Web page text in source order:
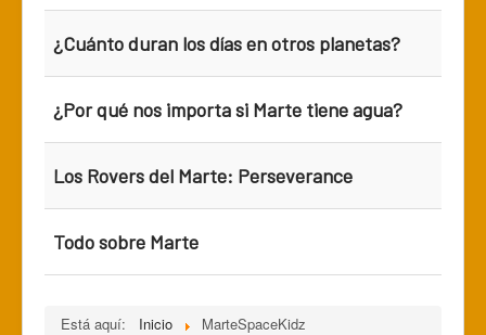
AEXA USA
¿Cuánto duran los días en otros planetas?
¿Por qué nos importa si Marte tiene agua?
Los Rovers del Marte: Perseverance
Todo sobre Marte
Está aquí: Inicio MarteSpaceKidz